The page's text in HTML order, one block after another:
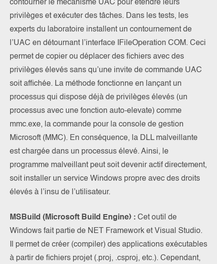
contourner le mécanisme UAC pour étendre leurs
privilèges et exécuter des tâches. Dans les tests, les
experts du laboratoire installent un contournement de
l’UAC en détournant l’interface IFileOperation COM. Ceci
permet de copier ou déplacer des fichiers avec des
privilèges élevés sans qu’une invite de commande UAC
soit affichée. La méthode fonctionne en lançant un
processus qui dispose déjà de privilèges élevés (un
processus avec une fonction auto-elevate) comme
mmc.exe, la commande pour la console de gestion
Microsoft (MMC). En conséquence, la DLL malveillante
est chargée dans un processus élevé. Ainsi, le
programme malveillant peut soit devenir actif directement,
soit installer un service Windows propre avec des droits
élevés à l’insu de l’utilisateur.
MSBuild (Microsoft Build Engine) : Cet outil de
Windows fait partie de NET Framework et Visual Studio.
Il permet de créer (compiler) des applications exécutables
à partir de fichiers projet (.proj, .csproj, etc.). Cependant,